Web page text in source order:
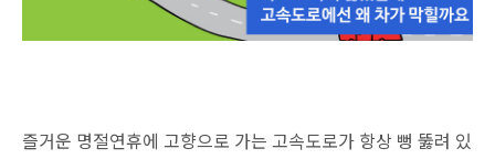
즐거운 명절연휴에 고향으로 가는 고속도로가 항상 뻥 뚫려 있